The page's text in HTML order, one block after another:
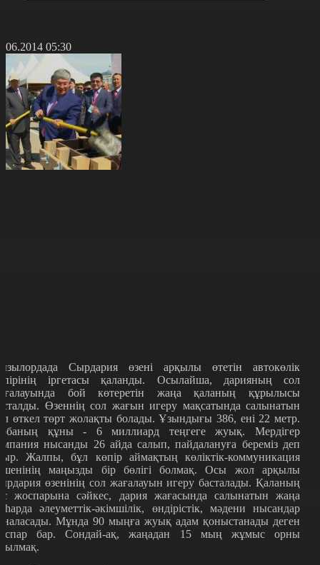
05:30
Сырдария өзені арқылы өтетін автокөлік
іргетасы қаланды. Осылайша, дарияның сол
бой көтеретін жаңа қаланың құрылысы
Өзеннің сол жағын игеру мақсатында салынатын
өткел төрт жолақты болады. Ұзындығы 386, ені 22 метр.
құны - 6 миллиард теңгеге жуық. Мердігер
нысанды 26 айда салып, пайдалануға береміз деп
Жалпы, бұл көпір аймақтың көліктік-коммуникация
маңызды бір бөлігі болмақ. Осы жол арқылы
өзенінің сол жағалауын игеру басталады. Қаланың
жоспарына сәйкес, дария жағасында салынатын жаңа
әлеуметтік-әкімшілік, өндірістік, мәдени нысандар
Мұнда 90 мыңға жуық адам қоныстанады деген
бар. Сондай-ақ, жаңадан 15 мың жұмыс орны